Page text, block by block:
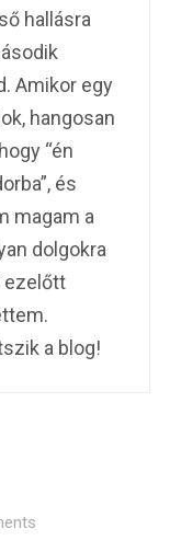
hallásra
Amikor egy
hangosan
“én
és
magam a
dolgokra
ezelőtt
a blog!